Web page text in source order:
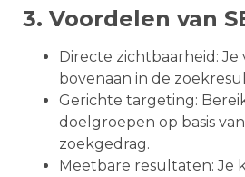
3. Voordelen van
Directe zichtbaarheid:
bovenaan in de
Gerichte targeting:
doelgroepen op basis
zoekgedrag.
Meetbare resultaten: Je